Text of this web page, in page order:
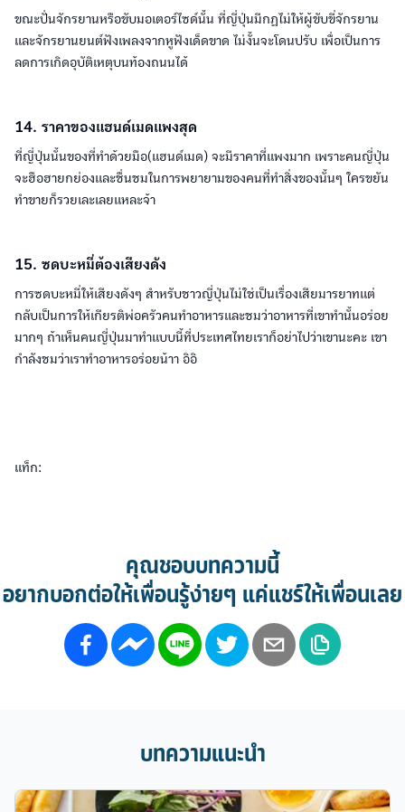
ขณะปั่นจักรยานหรือขับมอเตอร์ไซด์นั้น ที่ญี่ปุ่นมีกฏไม่ให้ผู้ขับขี่จักรยาน
และจักรยานยนต์ฟังเพลงจากหูฟังเด็ดขาด ไม่งั้นจะโดนปรับ เพื่อเป็นการ
ลดการเกิดอุบัติเหตุบนท้องถนนได้
14. ราคาของแฮนด์เมดแพงสุด
ที่ญี่ปุ่นนั้นของที่ทำด้วยมือ(แฮนด์เมด) จะมีราคาที่แพงมาก เพราะคนญี่ปุ่น
จะฮือฮายกย่องและชื่นชมในการพยายามของคนที่ทำสิ่งของนั้นๆ ใครขยัน
ทำขายก็รวยเละเลยแหละจ้า
15. ซดบะหมี่ต้องเสียงดัง
การซดบะหมี่ให้เสียงดังๆ สำหรับชาวญี่ปุ่นไม่ใช่เป็นเรื่องเสียมารยาทแต่
กลับเป็นการให้เกียรติพ่อครัวคนทำอาหารและชมว่าอาหารที่เขาทำนั้นอร่อย
มากๆ ถ้าเห็นคนญี่ปุ่นมาทำแบบนี้ที่ประเทศไทยเราก็อย่าไปว่าเขานะคะ เขา
กำลังชมว่าเราทำอาหารอร่อยน้าา อิอิ
แท็ก:
คุณชอบบทความนี้
อยากบอกต่อให้เพื่อนรู้ง่ายๆ แค่แชร์ให้เพื่อนเลย
บทความแนะนำ